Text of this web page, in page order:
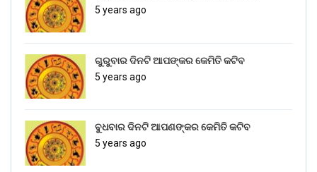
5 years ago
ଗୁରୁବାର ଦିନଟି ଆପଙ୍କର କେମିତି କଟିବ
5 years ago
ବୁଧବାର ଦିନଟି ଆପଣଙ୍କର କେମିତି କଟିବ
5 years ago